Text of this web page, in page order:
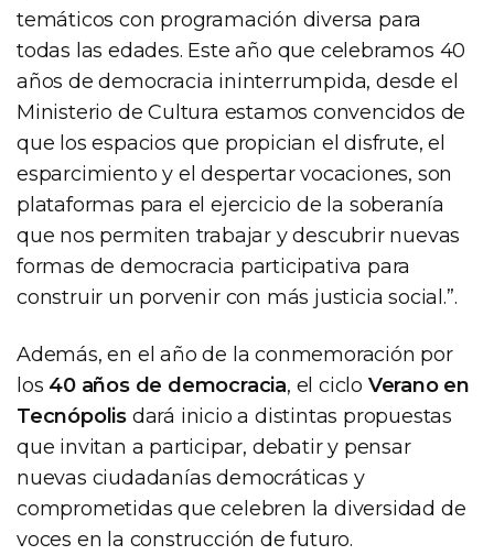
temáticos con programación diversa para
todas las edades. Este año que celebramos 40
años de democracia ininterrumpida, desde el
Ministerio de Cultura estamos convencidos de
que los espacios que propician el disfrute, el
esparcimiento y el despertar vocaciones, son
plataformas para el ejercicio de la soberanía
que nos permiten trabajar y descubrir nuevas
formas de democracia participativa para
construir un porvenir con más justicia social.”.
Además, en el año de la conmemoración por
los 40 años de democracia, el ciclo Verano en
Tecnópolis dará inicio a distintas propuestas
que invitan a participar, debatir y pensar
nuevas ciudadanías democráticas y
comprometidas que celebren la diversidad de
voces en la construcción de futuro.